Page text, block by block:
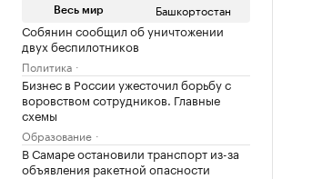
Весь мир Башкортостан
Собянин сообщил об уничтожении
двух беспилотников
Политика
Бизнес в России ужесточил борьбу с
воровством сотрудников. Главные
схемы
Образование
В Самаре остановили транспорт из-за
объявления ракетной опасности